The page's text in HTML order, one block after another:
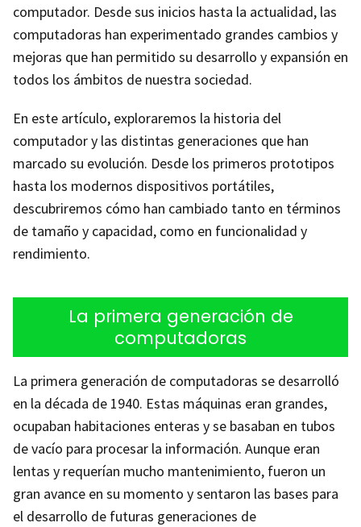
computador. Desde sus inicios hasta la actualidad, las
computadoras han experimentado grandes cambios y
mejoras que han permitido su desarrollo y expansión en
todos los ámbitos de nuestra sociedad.
En este artículo, exploraremos la historia del
computador y las distintas generaciones que han
marcado su evolución. Desde los primeros prototipos
hasta los modernos dispositivos portátiles,
descubriremos cómo han cambiado tanto en términos
de tamaño y capacidad, como en funcionalidad y
rendimiento.
La primera generación de
computadoras
La primera generación de computadoras se desarrolló
en la década de 1940. Estas máquinas eran grandes,
ocupaban habitaciones enteras y se basaban en tubos
de vacío para procesar la información. Aunque eran
lentas y requerían mucho mantenimiento, fueron un
gran avance en su momento y sentaron las bases para
el desarrollo de futuras generaciones de